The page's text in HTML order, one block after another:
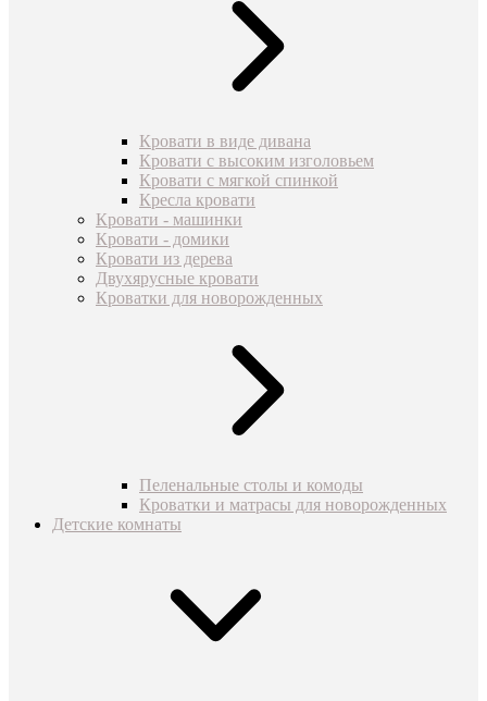
Кровати в виде дивана
Кровати с высоким изголовьем
Кровати с мягкой спинкой
Кресла кровати
Кровати - машинки
Кровати - домики
Кровати из дерева
Двухярусные кровати
Кроватки для новорожденных
Пеленальные столы и комоды
Кроватки и матрасы для новорожденных
Детские комнаты